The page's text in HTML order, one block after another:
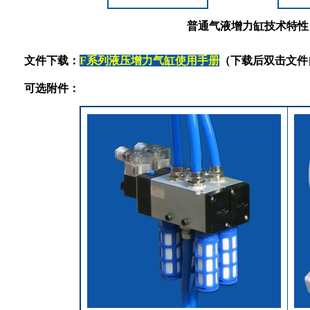
普通气液增力缸技术特性
文件下载： F系列液压增力气缸使用手册 （下载后双击文
可选附件：